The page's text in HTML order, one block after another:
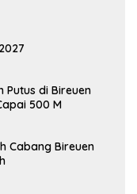
Putus di Bireuen
500 M
Cabang Bireuen